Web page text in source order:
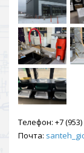
Телефон: +7
Почта: